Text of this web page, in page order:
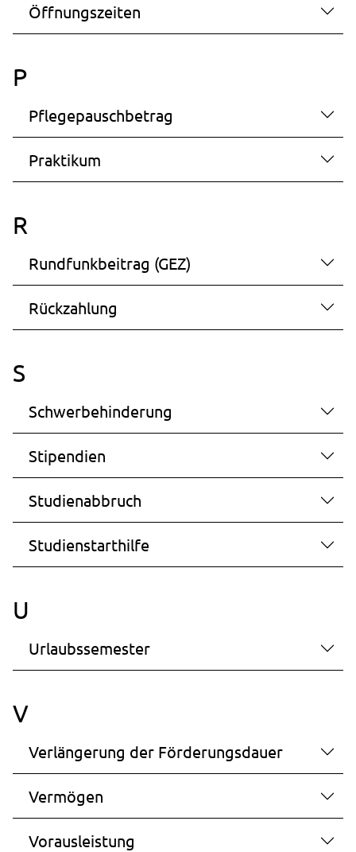
Öffnungszeiten
P
Pflegepauschbetrag
Praktikum
R
Rundfunkbeitrag (GEZ)
Rückzahlung
S
Schwerbehinderung
Stipendien
Studienabbruch
Studienstarthilfe
U
Urlaubssemester
V
Verlängerung der Förderungsdauer
Vermögen
Vorausleistung